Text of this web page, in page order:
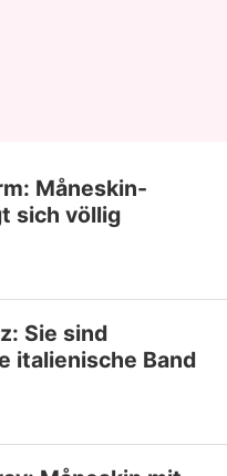
Måneskin-
sich völlig
Sie sind
italienische Band